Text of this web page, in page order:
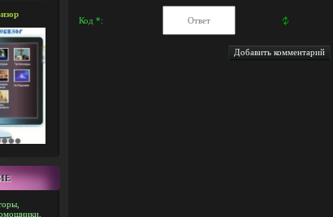
Код *: